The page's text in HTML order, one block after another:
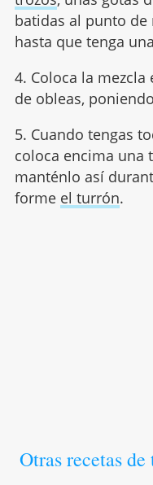
batidas al punto de
hasta que tenga
4. Coloca la
de obleas,
5. Cuando tengas
coloca encima una
manténlo así
forme el turrón.
Otras recetas